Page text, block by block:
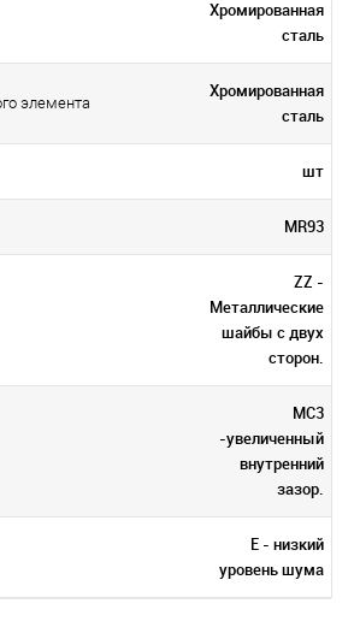
Хромированная
сталь
элемента
Хромированная
сталь
шт
MR93
ZZ -
Металлические
шайбы с двух
сторон.
MC3
-увеличенный
внутренний
зазор.
E - низкий
уровень шума